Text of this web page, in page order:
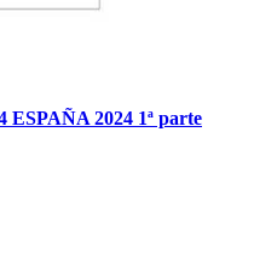
ESPAÑA 2024 1ª parte